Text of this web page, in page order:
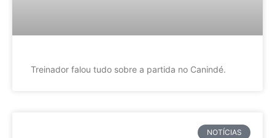
Treinador falou tudo sobre a partida no Canindé.
NOTÍCIAS